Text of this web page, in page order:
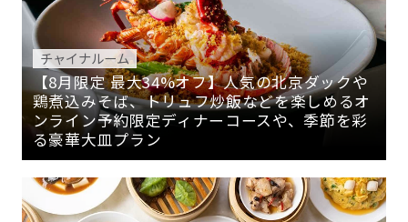
チャイナルーム
【8月限定 最大34%オフ】人気の北京ダックや
鶏煮込みそば、トリュフ炒飯などを楽しめるオ
ンライン予約限定ディナーコースや、季節を彩
る豪華大皿プラン